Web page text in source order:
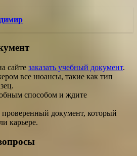
сайте заказать учебный документ.
все нюансы, такие как тип
способом и ждите
документ, который
карьере.